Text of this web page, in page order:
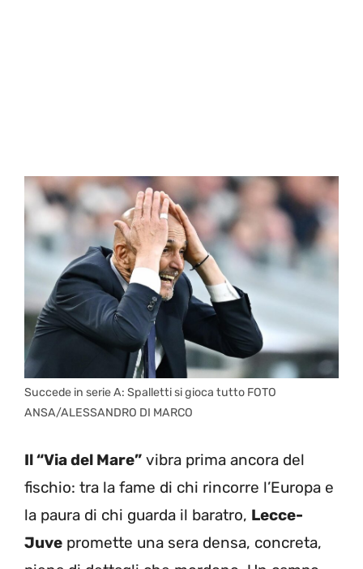
Succede in serie A: Spalletti si gioca tutto FOTO
ANSA/ALESSANDRO DI MARCO
Il “Via del Mare” vibra prima ancora del
fischio: tra la fame di chi rincorre l’Europa e
la paura di chi guarda il baratro, Lecce-
Juve promette una sera densa, concreta,